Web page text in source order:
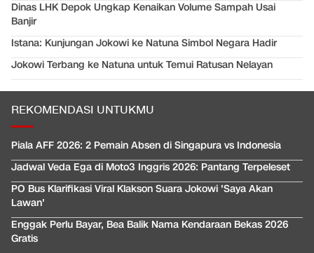
Dinas LHK Depok Ungkap Kenaikan Volume Sampah Usai
Banjir
Istana: Kunjungan Jokowi ke Natuna Simbol Negara Hadir
Jokowi Terbang ke Natuna untuk Temui Ratusan Nelayan
REKOMENDASI UNTUKMU
Piala AFF 2026: 2 Pemain Absen di Singapura vs Indonesia
Jadwal Veda Ega di Moto3 Inggris 2026: Pantang Terpeleset
PO Bus Klarifikasi Viral Klakson Suara Jokowi 'Saya Akan
Lawan'
Enggak Perlu Bayar, Bea Balik Nama Kendaraan Bekas 2026
Gratis